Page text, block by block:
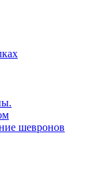
шевронов